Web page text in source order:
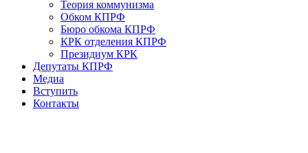
Теория коммунизма
Обком КПРФ
Бюро обкома КПРФ
КРК отделения КПРФ
Президиум КРК
Депутаты КПРФ
Медиа
Вступить
Контакты